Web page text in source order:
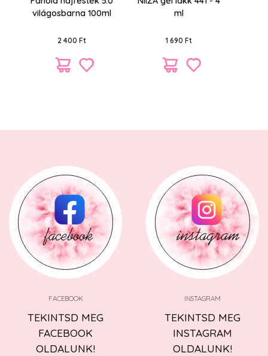
világosbarna 100ml
2 400 Ft
ml
1 690 Ft
FACEBOOK
TEKINTSD MEG
FACEBOOK
OLDALUNK!
INSTAGRAM
TEKINTSD MEG
INSTAGRAM
OLDALUNK!